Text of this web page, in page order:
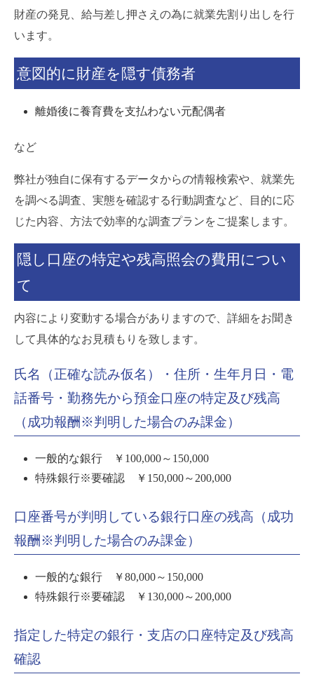
財産の発見、給与差し押さえの為に就業先割り出しを行
います。
意図的に財産を隠す債務者
離婚後に養育費を支払わない元配偶者
など
弊社が独自に保有するデータからの情報検索や、就業先
を調べる調査、実態を確認する行動調査など、目的に応
じた内容、方法で効率的な調査プランをご提案します。
隠し口座の特定や残高照会の費用につい
て
内容により変動する場合がありますので、詳細をお聞き
して具体的なお見積もりを致します。
氏名（正確な読み仮名）・住所・生年月日・電
話番号・勤務先から預金口座の特定及び残高
（成功報酬※判明した場合のみ課金）
一般的な銀行 ￥100,000～150,000
特殊銀行※要確認 ￥150,000～200,000
口座番号が判明している銀行口座の残高（成功
報酬※判明した場合のみ課金）
一般的な銀行 ￥80,000～150,000
特殊銀行※要確認 ￥130,000～200,000
指定した特定の銀行・支店の口座特定及び残高
確認